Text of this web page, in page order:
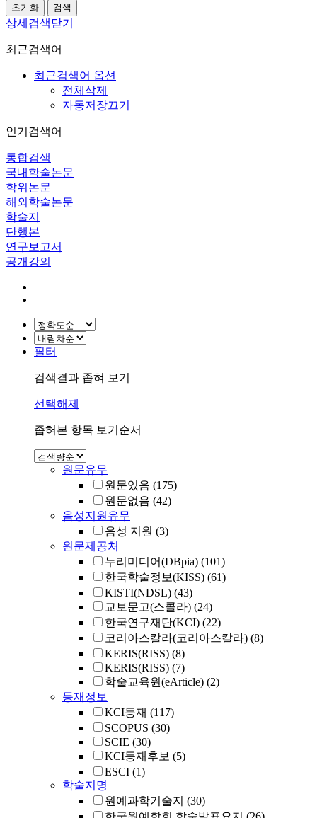
상세검색닫기
최근검색어
최근검색어 옵션
전체삭제
자동저장끄기
인기검색어
통합검색
국내학술논문
학위논문
해외학술논문
학술지
단행본
연구보고서
공개강의
필터
검색결과 좁혀 보기
선택해제
좁혀본 항목 보기순서
원문유무
원문있음 (175)
원문없음 (42)
음성지원유무
음성 지원 (3)
원문제공처
누리미디어(DBpia) (101)
한국학술정보(KISS) (61)
KISTI(NDSL) (43)
교보문고(스콜라) (24)
한국연구재단(KCI) (22)
코리아스칼라(코리아스칼라) (8)
KERIS(RISS) (8)
KERIS(RISS) (7)
학술교육원(eArticle) (2)
등재정보
KCI등재 (117)
SCOPUS (30)
SCIE (30)
KCI등재후보 (5)
ESCI (1)
학술지명
원예과학기술지 (30)